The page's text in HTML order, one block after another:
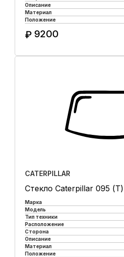
Описание
Материал
Положение
₽ 9200
CATERPILLAR
Стекло Caterpillar 095 (Т)
Марка
Модель
Тип техники
Расположение
Сторона
Описание
Материал
Положение